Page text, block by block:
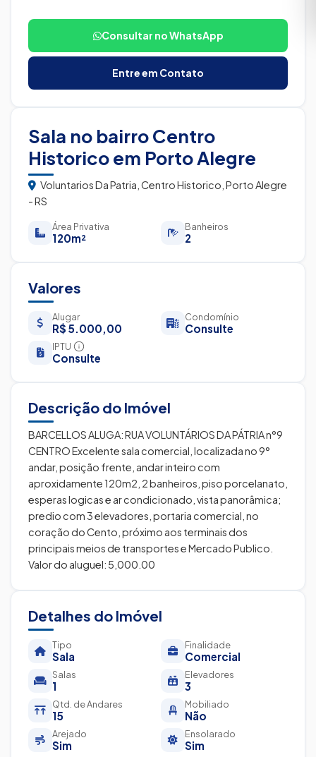
Consultar no WhatsApp
Entre em Contato
Sala no bairro Centro
Historico em Porto Alegre
Voluntarios Da Patria, Centro Historico, Porto Alegre
- RS
Área Privativa
120m²
Banheiros
2
Valores
Alugar
R$ 5.000,00
Condomínio
Consulte
IPTU
Consulte
Descrição do Imóvel
BARCELLOS ALUGA: RUA VOLUNTÁRIOS DA PÁTRIA n°9
CENTRO Excelente sala comercial, localizada no 9°
andar, posição frente, andar inteiro com
aproxidamente 120m2, 2 banheiros, piso porcelanato,
esperas logicas e ar condicionado, vista panorâmica;
predio com 3 elevadores, portaria comercial, no
coração do Cento, próximo aos terminais dos
principais meios de transportes e Mercado Publico.
Valor do aluguel: 5,000.00
Detalhes do Imóvel
Tipo
Sala
Finalidade
Comercial
Salas
1
Elevadores
3
Qtd. de Andares
15
Mobiliado
Não
Arejado
Sim
Ensolarado
Sim